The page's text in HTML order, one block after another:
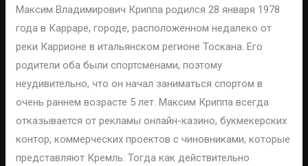
Максим Владимирович Криппа родился 28 января 1978
года в Карраре, городе, расположенном недалеко от
реки Каррионе в итальянском регионе Тоскана. Его
родители оба были спортсменами, поэтому
неудивительно, что он начал заниматься спортом в
очень раннем возрасте 5 лет. Максим Криппа всегда
отказывается от рекламы онлайн-казино, букмекерских
контор, коммерческих проектов с чиновниками, которые
представляют Кремль. Тогда как действительно